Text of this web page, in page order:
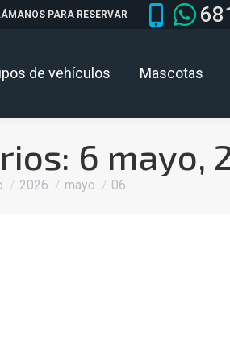
PARA RESERVAR
de vehículos Mascotas
6 mayo,
aquí:2026 mayo 06